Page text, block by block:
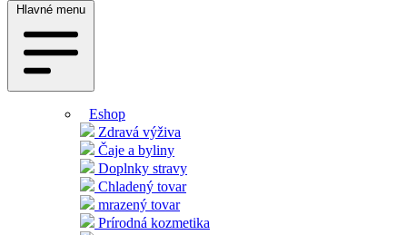
Hlavné menu
Eshop
Zdravá výživa
Čaje a byliny
Doplnky stravy
Chladený tovar
mrazený tovar
Prírodná kozmetika